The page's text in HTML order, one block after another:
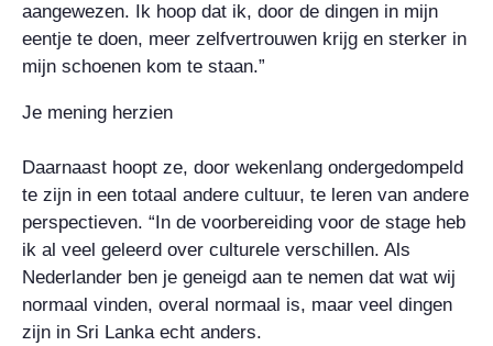
aangewezen. Ik hoop dat ik, door de dingen in mijn
eentje te doen, meer zelfvertrouwen krijg en sterker in
mijn schoenen kom te staan.”
Je mening herzien
Daarnaast hoopt ze, door wekenlang ondergedompeld
te zijn in een totaal andere cultuur, te leren van andere
perspectieven. “In de voorbereiding voor de stage heb
ik al veel geleerd over culturele verschillen. Als
Nederlander ben je geneigd aan te nemen dat wat wij
normaal vinden, overal normaal is, maar veel dingen
zijn in Sri Lanka echt anders.